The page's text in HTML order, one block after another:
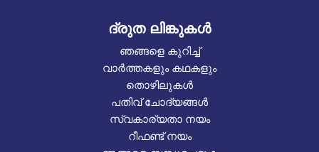
ദ്രുത ലിങ്കുകൾ
ഞങ്ങളെ കുറിച്ച്
വാർത്തകളും കഥകളും
തൊഴിലുകൾ
പതിവ് ചോദ്യങ്ങൾ
സ്വകാര്യതാ നയം
റീഫണ്ട് നയം